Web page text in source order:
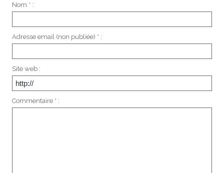
Nom * :
Adresse email (non publiée) * :
Site web :
Commentaire * :